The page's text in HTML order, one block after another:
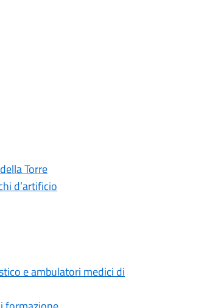
Torre
d’artificio
e ambulatori medici di